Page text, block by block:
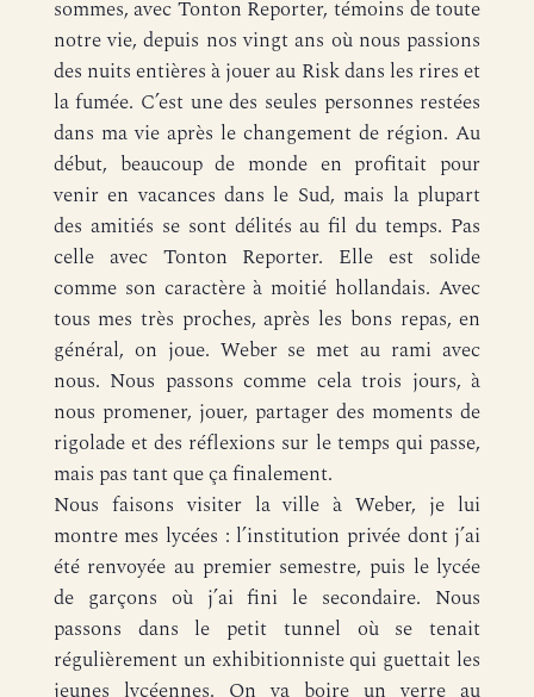
sommes, avec Tonton Reporter, témoins de toute
notre vie, depuis nos vingt ans où nous passions
des nuits entières à jouer au Risk dans les rires et
la fumée. C’est une des seules personnes restées
dans ma vie après le changement de région. Au
début, beaucoup de monde en profitait pour
venir en vacances dans le Sud, mais la plupart
des amitiés se sont délités au fil du temps. Pas
celle avec Tonton Reporter. Elle est solide
comme son caractère à moitié hollandais. Avec
tous mes très proches, après les bons repas, en
général, on joue. Weber se met au rami avec
nous. Nous passons comme cela trois jours, à
nous promener, jouer, partager des moments de
rigolade et des réflexions sur le temps qui passe,
mais pas tant que ça finalement.
Nous faisons visiter la ville à Weber, je lui
montre mes lycées : l’institution privée dont j’ai
été renvoyée au premier semestre, puis le lycée
de garçons où j’ai fini le secondaire. Nous
passons dans le petit tunnel où se tenait
régulièrement un exhibitionniste qui guettait les